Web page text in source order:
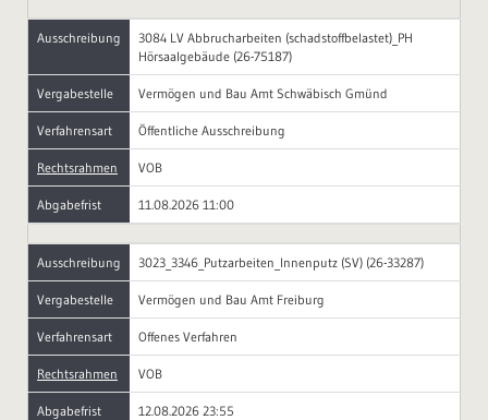
Ausschreibung
3084 LV Abbrucharbeiten (schadstoffbelastet)_PH
Hörsaalgebäude (26-75187)
Vergabestelle Vermögen und Bau Amt Schwäbisch Gmünd
Verfahrensart Öffentliche Ausschreibung
Rechtsrahmen VOB
Abgabefrist 11.08.2026 11:00
Ausschreibung 3023_3346_Putzarbeiten_Innenputz (SV) (26-33287)
Vergabestelle Vermögen und Bau Amt Freiburg
Verfahrensart Offenes Verfahren
Rechtsrahmen VOB
Abgabefrist 12.08.2026 23:55